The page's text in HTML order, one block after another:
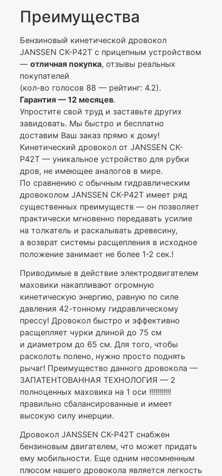
Преимущества
Бензиновый кинетической дровокол
JANSSEN СК-P42T с прицепным устройством
— отличная покупка, отзывы реальных
покупателей
(кол-во голосов 88 — рейтинг: 4.2).
Гарантия — 12 месяцев.
Упростите свой труд и заставьте других
завидовать. Мы быстро и бесплатно
доставим Ваш заказ прямо к дому!
Кинетический дровокол от JANSSEN СК-
P42T — уникальное устройство для рубки
дров, не имеющее аналогов в мире.
По сравнению с обычным гидравлическим
дровоколом JANSSEN СК-P42T имеет ряд
существенных преимуществ — он позволяет
практически мгновенно передавать усилие
на толкатель и раскалывать древесину,
а возврат системы расщепления в исходное
положение занимает не более 1-2 сек.!
Приводимые в действие электродвигателем
маховики накапливают огромную
кинетическую энергию, равную по силе
давления 42-тонному гидравлическому
прессу! Дровокол быстро и эффективно
расщепляет чурки длиной до 75 см
и диаметром до 65 см. Для того, чтобы
расколоть полено, нужно просто поднять
рычаг! Преимущество данного дровокола —
ЗАПАТЕНТОВАННАЯ ТЕХНОЛОГИЯ — 2
полноценных маховика на 1 оси !!!!!!!!!!!
правильно сбалансированные и имеет
высокую силу инерции.
Дровокол JANSSEN СК-P42T снабжен
бензиновым двигателем, что может придать
ему мобильности. Еще одним несомненным
плюсом нашего дровокола является легкость